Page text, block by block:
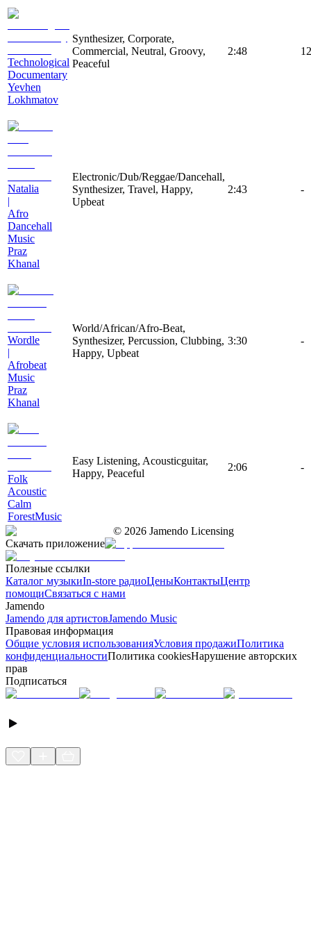
Technological
Documentary
Yevhen
Lokhmatov
Synthesizer, Corporate,
Commercial, Neutral, Groovy,
Peaceful
2:48
Natalia
|
Afro
Dancehall
Music
Praz
Khanal
Electronic/Dub/Reggae/Dancehall,
Synthesizer, Travel, Happy,
Upbeat
2:43 -
Wordle
|
Afrobeat
Music
Praz
Khanal
World/African/Afro-Beat,
Synthesizer, Percussion, Clubbing,
Happy, Upbeat
3:30 -
Folk
Acoustic
Calm
ForestMusic
Easy Listening, Acousticguitar,
Happy, Peaceful
2:06 -
© 2026 Jamendo Licensing
Скачать приложение
Полезные ссылки
Каталог музыкиIn-store радиоЦеныКонтактыЦентр
помощиСвязаться с нами
Jamendo
Jamendo для артистовJamendo Music
Правовая информация
Общие условия использованияУсловия продажиПолитика
конфиденциальностиПолитика cookiesНарушение авторских
прав
Подписаться